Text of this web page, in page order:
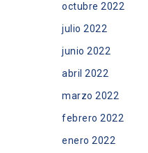
octubre 2022
julio 2022
junio 2022
abril 2022
marzo 2022
febrero 2022
enero 2022